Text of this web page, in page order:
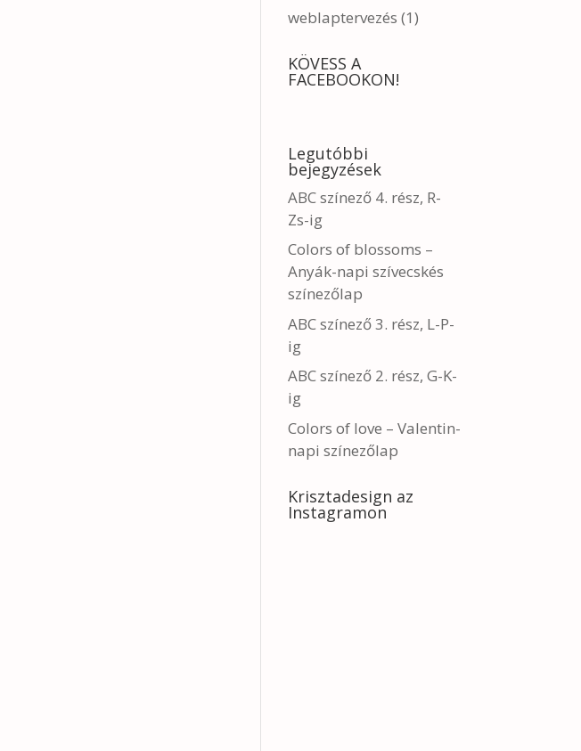
weblaptervezés (1)
KÖVESS A
FACEBOOKON!
Legutóbbi
bejegyzések
ABC színező 4. rész, R-
Zs-ig
Colors of blossoms –
Anyák-napi szívecskés
színezőlap
ABC színező 3. rész, L-P-
ig
ABC színező 2. rész, G-K-
ig
Colors of love – Valentin-
napi színezőlap
Krisztadesign az
Instagramon